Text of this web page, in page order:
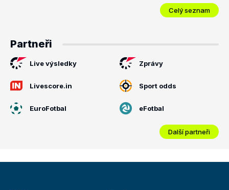
Celý seznam
Partneři
Live výsledky Zprávy
Livescore.in Sport odds
EuroFotbal eFotbal
Další partneři